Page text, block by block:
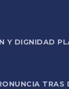
Y DIGNIDAD